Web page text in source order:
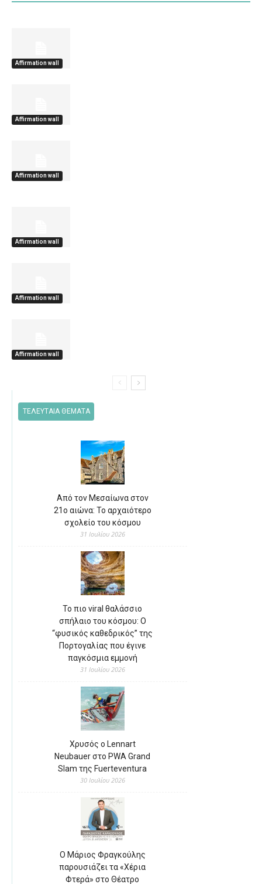
Affirmation wall
Affirmation wall
Affirmation wall
Affirmation wall
Affirmation wall
Affirmation wall
ΤΕΛΕΥΤΑΙΑ ΘΕΜΑΤΑ
Από τον Μεσαίωνα στον
21ο αιώνα: Το αρχαιότερο
σχολείο του κόσμου
31 Ιουλίου 2026
Το πιο viral θαλάσσιο
σπήλαιο του κόσμου: Ο
“φυσικός καθεδρικός” της
Πορτογαλίας που έγινε
παγκόσμια εμμονή
31 Ιουλίου 2026
Χρυσός ο Lennart
Neubauer στο PWA Grand
Slam της Fuerteventura
30 Ιουλίου 2026
Ο Μάριος Φραγκούλης
παρουσιάζει τα «Χέρια
Φτερά» στο Θέατρο